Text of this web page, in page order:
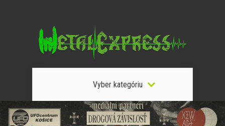
Vyber kategóriu